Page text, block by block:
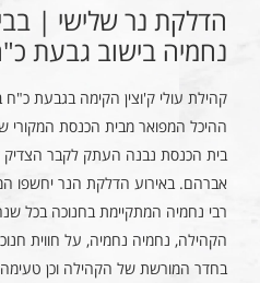
הדלקת נר שלישי |
נחמיה בישוב גבעת
קהילת עולי ק'וצין הקימה בגבעת
ההיכל המפואר מבית הכנסת המקורי
בית הכנסת נבנה העתק לקבר הצדיק
אברהם. באירוע הדלקת הנר יחשפו
רבי נחמיה המתקיימת בחנוכה בכל
הקהילה, נחמיה נחמיה, על חווית
בחדר המורשת של הקהילה וכן